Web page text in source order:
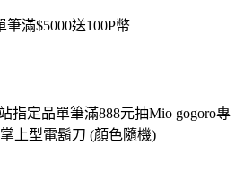
筆滿$5000送100P幣
指定品單筆滿888元抽Mio gogoro專
上型電鬍刀 (顏色隨機)